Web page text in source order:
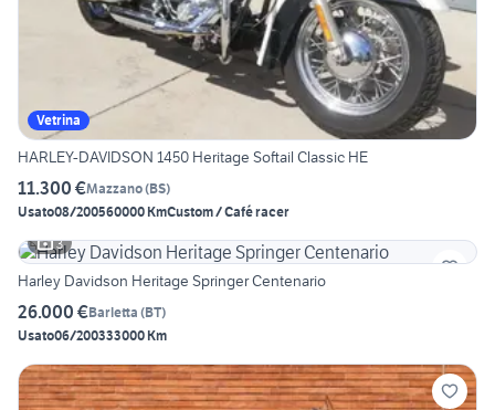
Vetrina
HARLEY-DAVIDSON 1450 Heritage Softail Classic HE
11.300 €Mazzano(BS)
Usato08/200560000 KmCustom / Café racer
3
Harley Davidson Heritage Springer Centenario
26.000 €Barletta (BT)
Usato06/200333000 Km